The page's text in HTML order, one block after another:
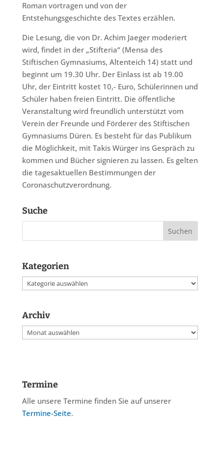
Roman vortragen und von der
Entstehungsgeschichte des Textes erzählen.
Die Lesung, die von Dr. Achim Jaeger moderiert
wird, findet in der „Stifteria“ (Mensa des
Stiftischen Gymnasiums, Altenteich 14) statt und
beginnt um 19.30 Uhr. Der Einlass ist ab 19.00
Uhr, der Eintritt kostet 10,- Euro, Schülerinnen und
Schüler haben freien Eintritt. Die öffentliche
Veranstaltung wird freundlich unterstützt vom
Verein der Freunde und Förderer des Stiftischen
Gymnasiums Düren. Es besteht für das Publikum
die Möglichkeit, mit Takis Würger ins Gespräch zu
kommen und Bücher signieren zu lassen. Es gelten
die tagesaktuellen Bestimmungen der
Coronaschutzverordnung.
Suche
Kategorien
Kategorien
Archiv
Archiv
Termine
Alle unsere Termine finden Sie auf unserer
Termine-Seite.